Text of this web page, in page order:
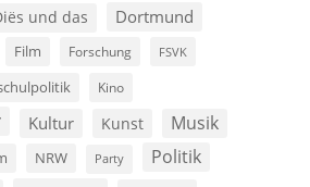
und das Dortmund
Film Forschung FSVK
Kino
Kultur Kunst Musik
NRW Party Politik